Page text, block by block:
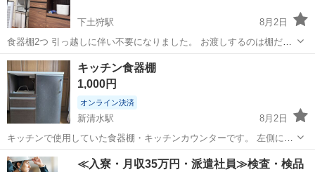
下土狩駅
8月2日
食器棚2つ 引っ越しに伴い不要になりました。 お渡しするのは棚だけ
です 引き取りに来れる方 8月9日から16日の間で都合が合う方に お譲
りします。
静岡 駿東郡 下土狩駅 収納家具
キッチン食器棚
1,000円
オンライン決済
新清水駅
8月2日
キッチンで使用していた食器棚・キッチンカウンターです。 左側に炊
飯器を置けるスペースとスライド式の棚、引き出し2段、右側に棚付き
の収納があります。 右側の棚は戸の板をプラスチック製のものにDIY
静岡 静岡市 新清水駅 収納家具 ままごとキッチン
≪入寮・月収35万円・派遣社員≫検査・検品